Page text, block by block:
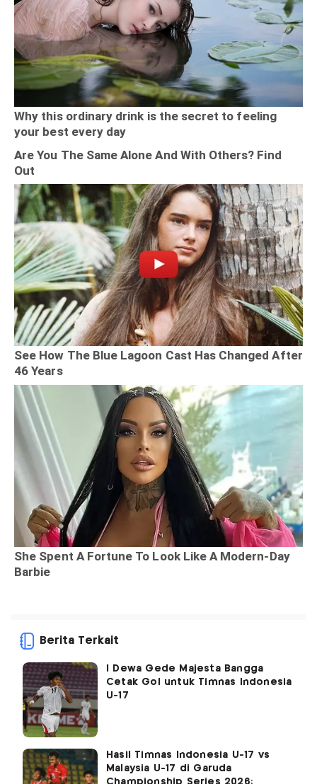
Berita Terkait
I Dewa Gede Majesta Bangga
Cetak Gol untuk Timnas Indonesia
U-17
Hasil Timnas Indonesia U-17 vs
Malaysia U-17 di Garuda